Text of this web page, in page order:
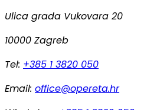
Ulica grada Vukovara 20
10000 Zagreb
Tel: +385 1 3820 050
Email: office@opereta.hr